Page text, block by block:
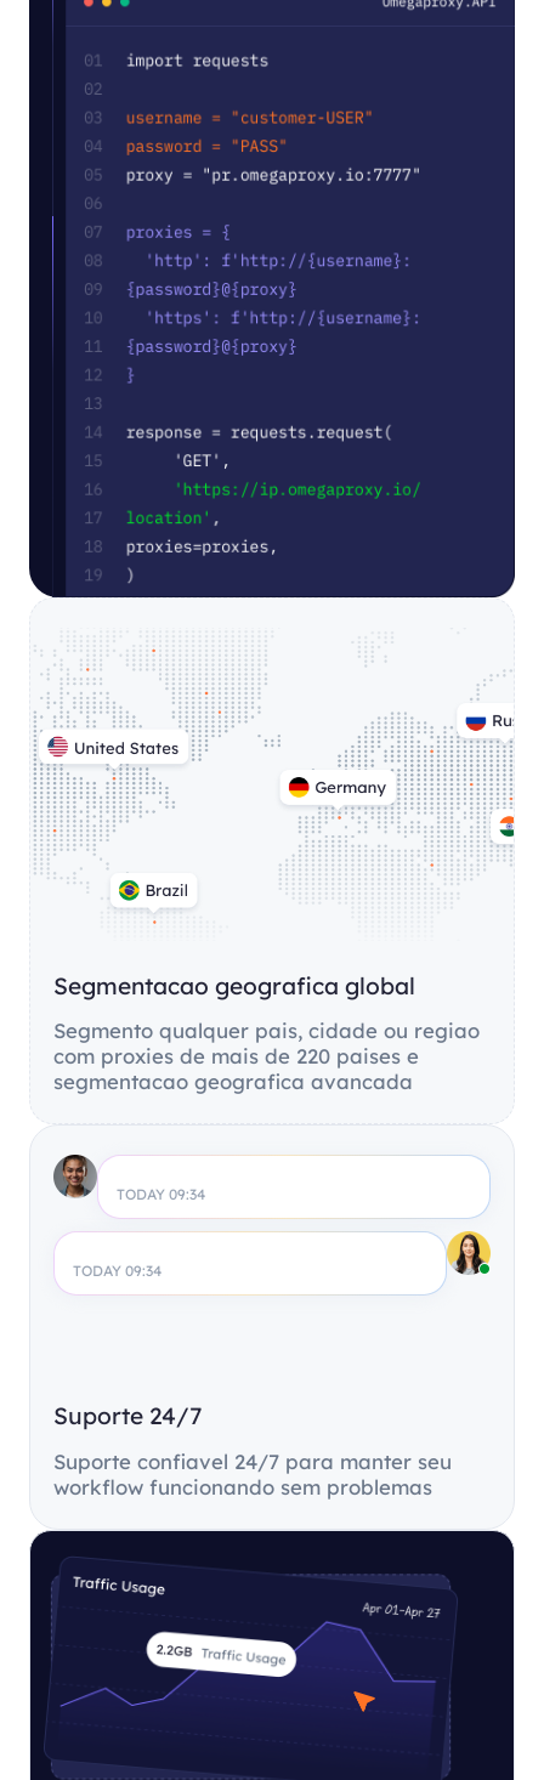
Segmentacao geografica global
Segmento qualquer pais, cidade ou regiao
com proxies de mais de 220 paises e
segmentacao geografica avancada
TODAY 09:34
TODAY 09:34
Suporte 24/7
Suporte confiavel 24/7 para manter seu
workflow funcionando sem problemas